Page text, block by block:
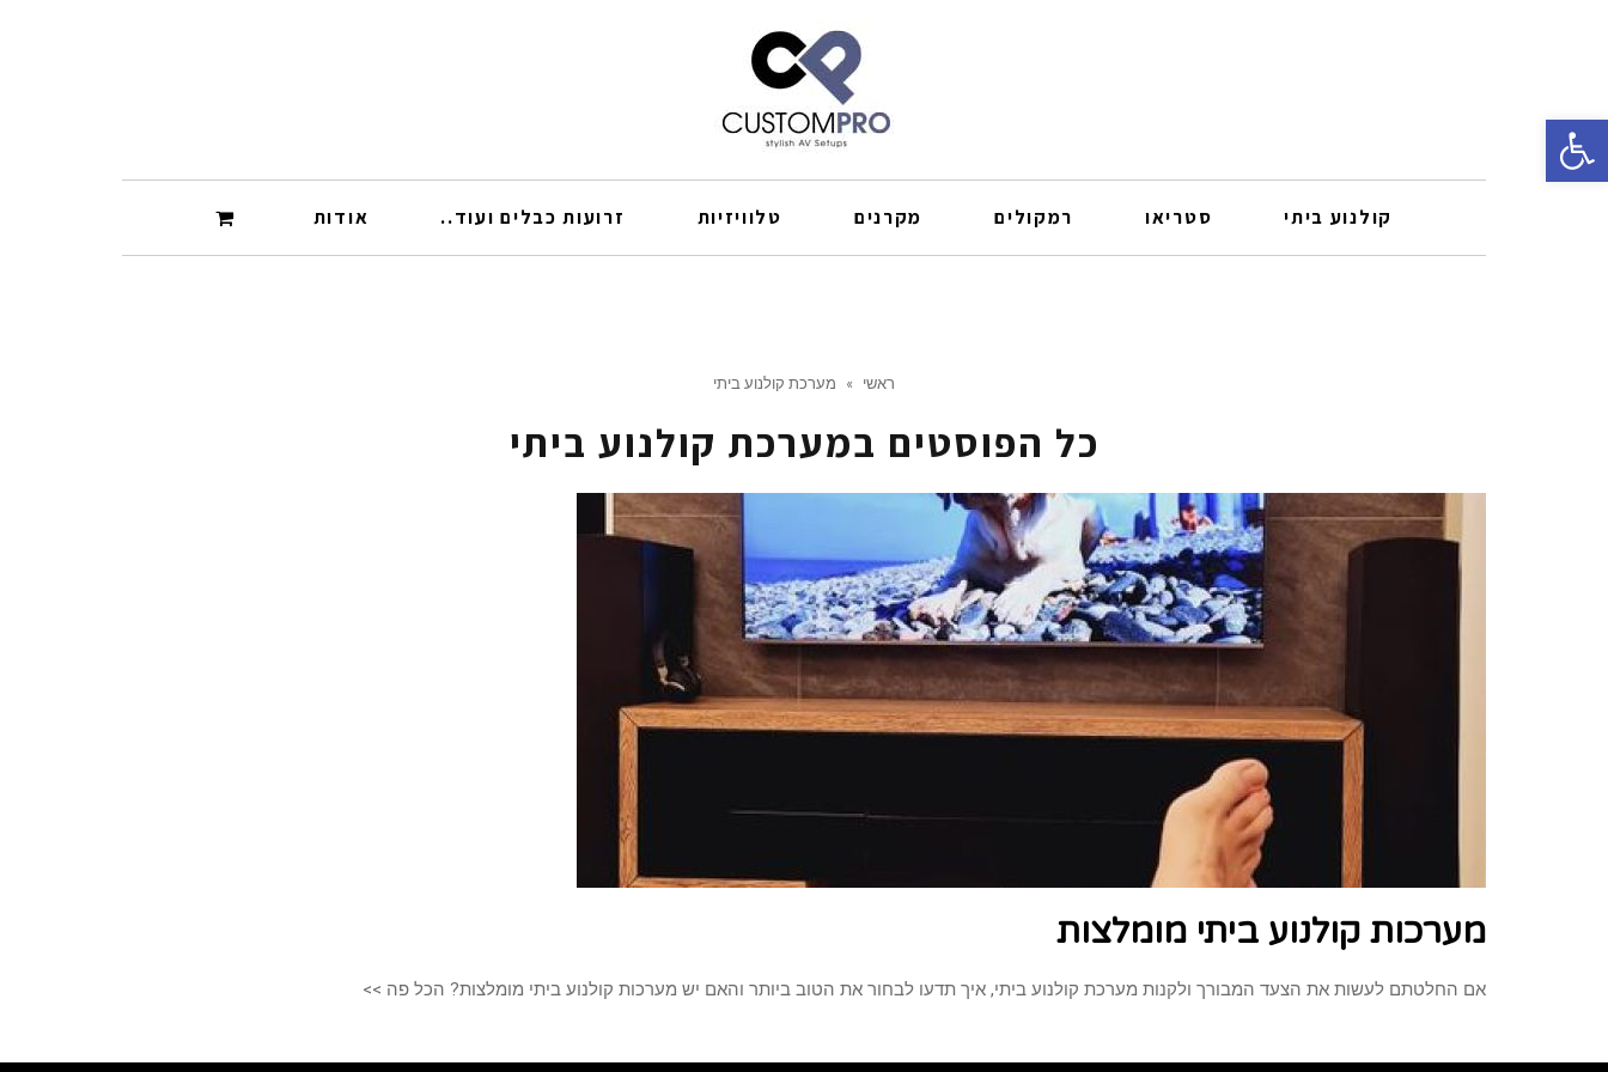
קולנוע ביתי סטריאו רמקולים מקרנים טלוויזיות זרועות כבלים ועוד.. אודות
ראשי » מערכת קולנוע ביתי
כל הפוסטים במערכת קולנוע ביתי
מערכות קולנוע ביתי מומלצות
אם החלטתם לעשות את הצעד המבורך ולקנות מערכת קולנוע ביתי, איך תדעו לבחור את הטוב ביותר והאם יש מערכות קולנוע ביתי מומלצות? הכל פה >>
פתח סרגל נגישות